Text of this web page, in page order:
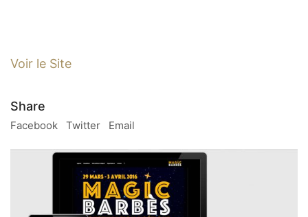
Voir le Site
Share
Facebook Twitter Email